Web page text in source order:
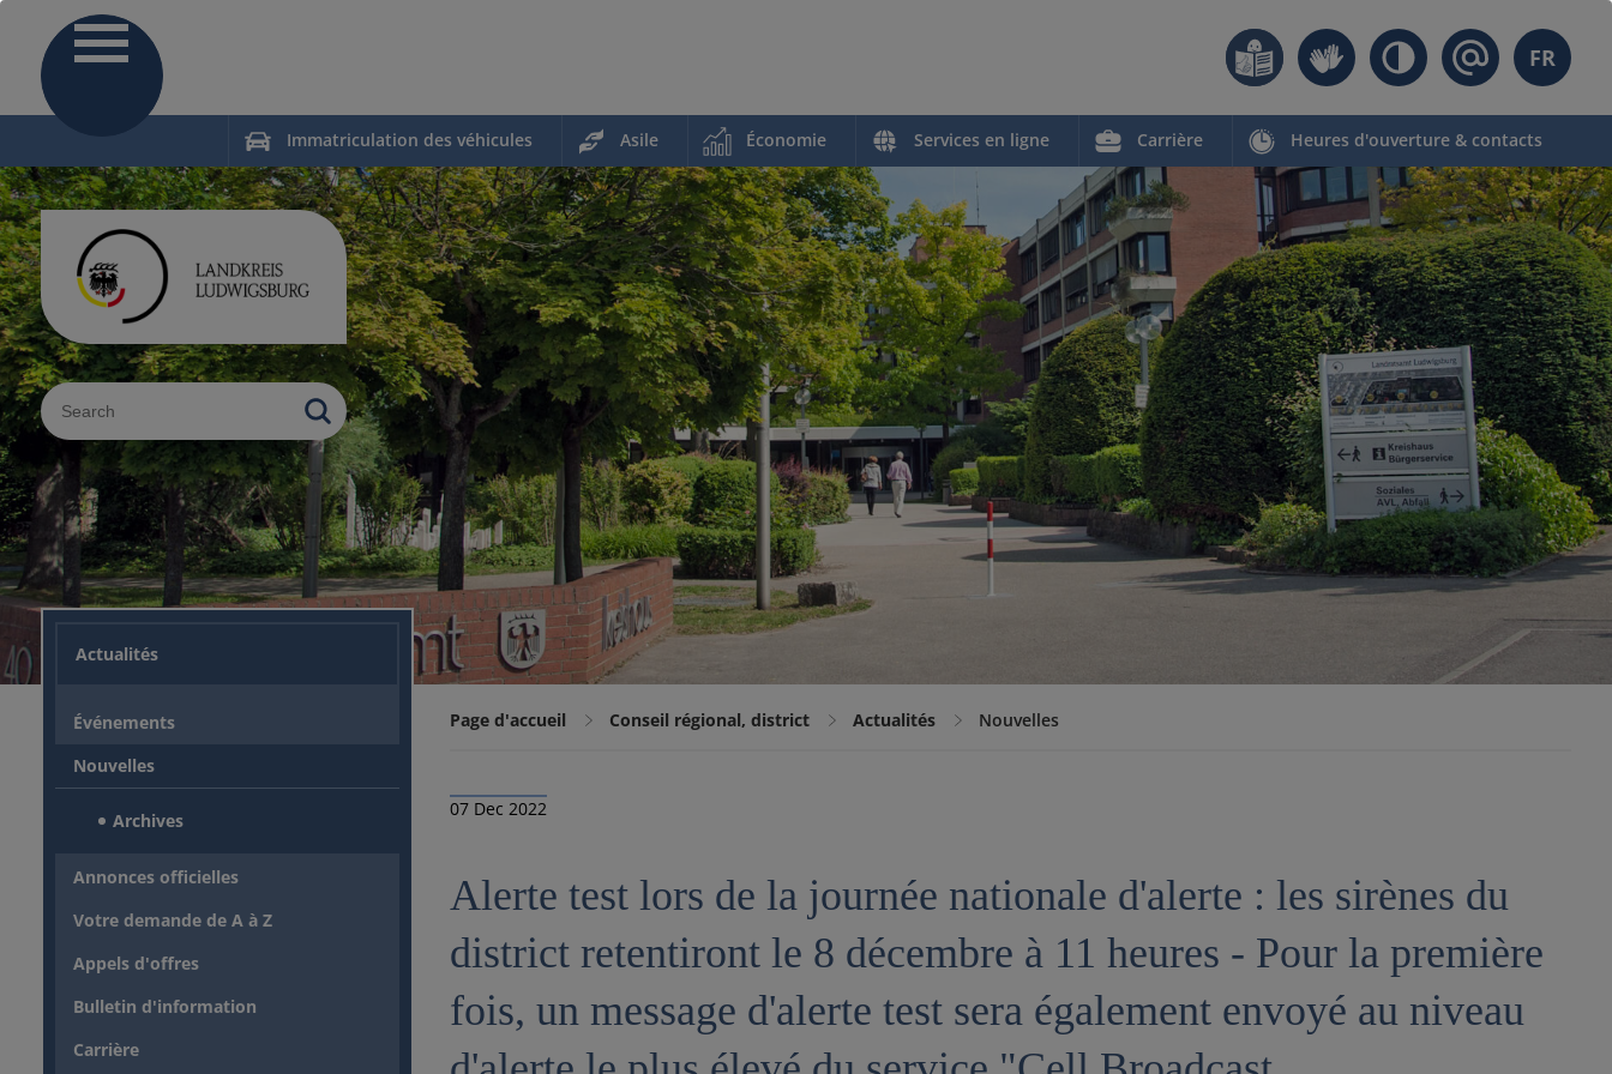
FR
Immatriculation des véhicules Asile Économie Services en ligne Carrière Heures d'ouverture & contacts
Sucheingabe
Actualités
Événements
Nouvelles
Archives
Annonces officielles
Votre demande de A à Z
Appels d'offres
Bulletin d'information
Carrière
Page d'accueil Conseil régional, district Actualités Nouvelles
07 Dec 2022
Alerte test lors de la journée nationale d'alerte : les sirènes du
district retentiront le 8 décembre à 11 heures - Pour la première
fois, un message d'alerte test sera également envoyé au niveau